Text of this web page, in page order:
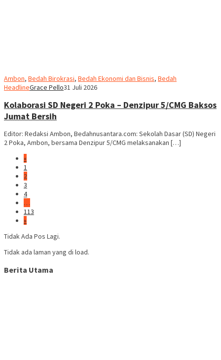
Ambon, Bedah Birokrasi, Bedah Ekonomi dan Bisnis, Bedah
HeadlineGrace Pello31 Juli 2026
Kolaborasi SD Negeri 2 Poka – Denzipur 5/CMG Baksos
Jumat Bersih
Editor: Redaksi Ambon, Bedahnusantara.com: Sekolah Dasar (SD) Negeri
2 Poka, Ambon, bersama Denzipur 5/CMG melaksanakan […]
«
1
2
3
4
…
113
»
Tidak Ada Pos Lagi.
Tidak ada laman yang di load.
Berita Utama